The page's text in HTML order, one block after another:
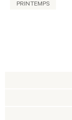
PRINTEMPS